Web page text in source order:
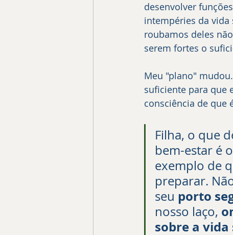
desenvolver
intempéries da vida
roubamos deles
serem fortes o
Meu "plano"
suficiente para que
consciência de que
Filha, o que
bem-estar é
exemplo de
preparar.
seu porto
nosso laço,
sobre a